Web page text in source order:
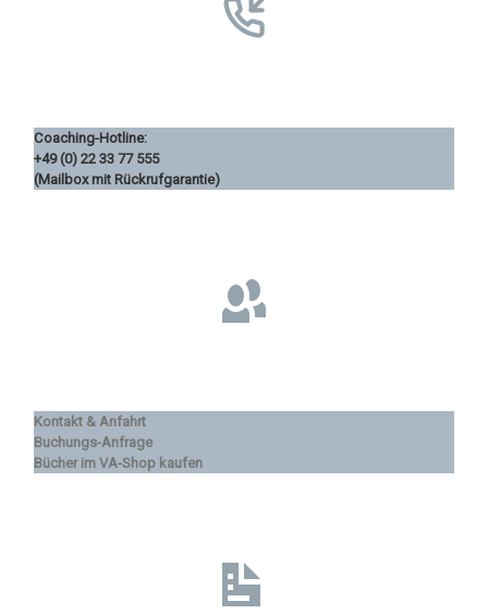
Coaching-Hotline:
+49 (0) 22 33 77 555
(Mailbox mit Rückrufgarantie)
Kontakt & Anfahrt
Buchungs-Anfrage
Bücher im VA-Shop kaufen